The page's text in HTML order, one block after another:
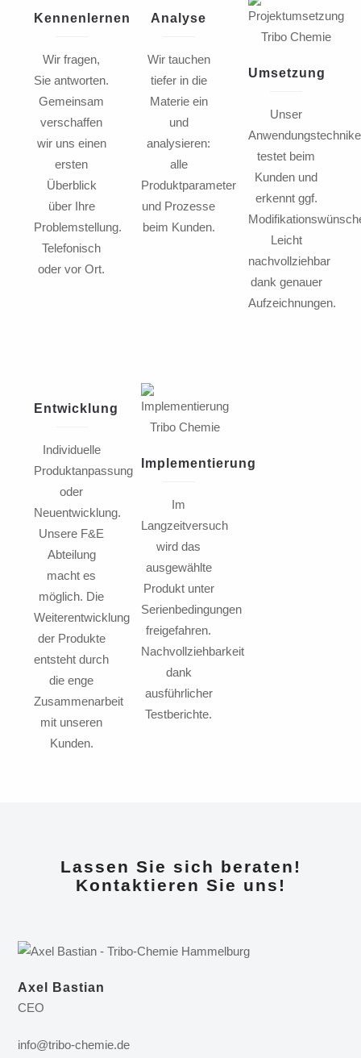
Kennenlernen
Wir fragen,
Sie antworten.
Gemeinsam
verschaffen
wir uns einen
ersten
Überblick
über Ihre
Problemstellung.
Telefonisch
oder vor Ort.
Analyse
Wir tauchen
tiefer in die
Materie ein
und
analysieren:
alle
Produktparameter
und Prozesse
beim Kunden.
Umsetzung
Unser
testet beim
Kunden und
erkennt ggf.
Leicht
nachvollziehbar
dank genauer
Aufzeichnungen.
Entwicklung
Individuelle
Produktanpassung
oder
Neuentwicklung.
Unsere F&E
Abteilung
macht es
möglich. Die
Weiterentwicklung
der Produkte
entsteht durch
die enge
Zusammenarbeit
mit unseren
Kunden.
Implementierung
Im
Langzeitversuch
wird das
ausgewählte
Produkt unter
Serienbedingungen
freigefahren.
Nachvollziehbarkeit
dank
ausführlicher
Testberichte.
Lassen Sie sich beraten!
Kontaktieren Sie uns!
Axel Bastian
CEO
info@tribo-chemie.de